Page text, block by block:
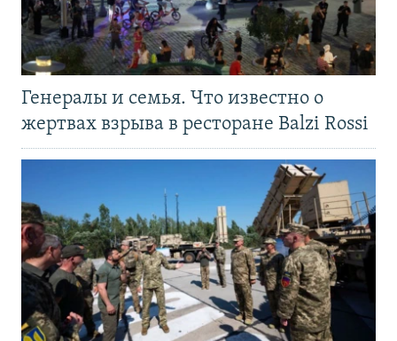
Генералы и семья. Что известно о
жертвах взрыва в ресторане Balzi Rossi